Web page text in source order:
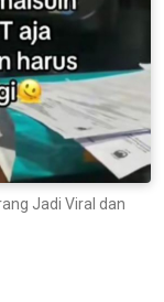
Jadi Viral dan